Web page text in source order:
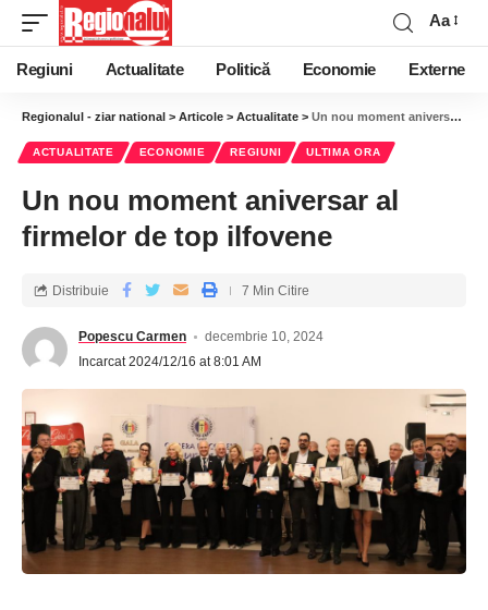
Aa
Regiuni Actualitate Politică Economie Externe
Regionalul - ziar national > Articole > Actualitate > Un nou moment aniversar al firmelor de top ilfovene
ACTUALITATE ECONOMIE REGIUNI ULTIMA ORA
Un nou moment aniversar al
firmelor de top ilfovene
Popescu Carmen
decembrie 10, 2024
Incarcat 2024/12/16 at 8:01 AM
Distribuie 7 Min Citire